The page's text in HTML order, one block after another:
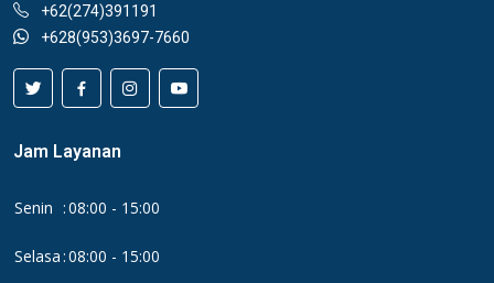
+62(274)391191
+628(953)3697-7660
Jam Layanan
Senin :08:00 - 15:00
Selasa:08:00 - 15:00